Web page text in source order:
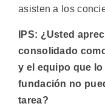
asisten a los
IPS: ¿Usted
consolidado
y el equipo que
fundación no
tarea?